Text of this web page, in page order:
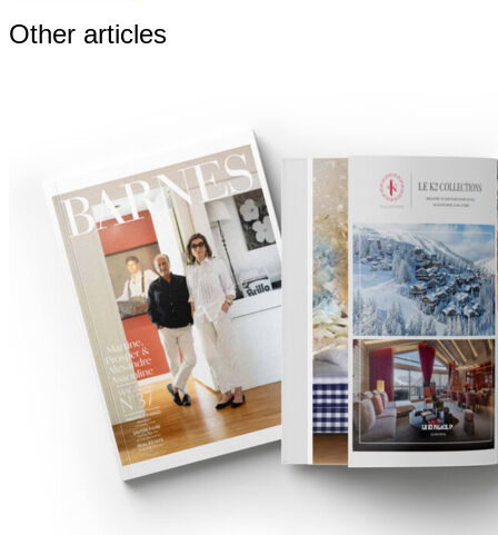
Other articles